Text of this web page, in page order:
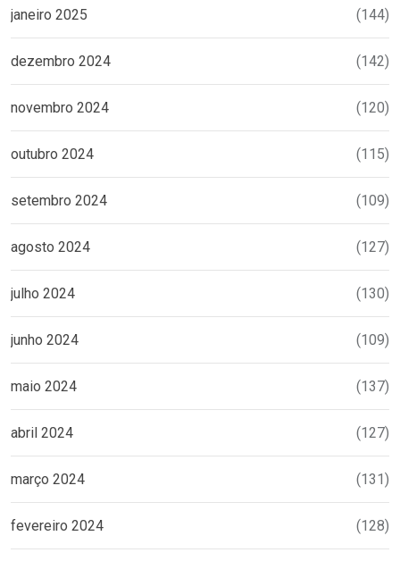
janeiro 2025 (144)
dezembro 2024 (142)
novembro 2024 (120)
outubro 2024 (115)
setembro 2024 (109)
agosto 2024 (127)
julho 2024 (130)
junho 2024 (109)
maio 2024 (137)
abril 2024 (127)
março 2024 (131)
fevereiro 2024 (128)